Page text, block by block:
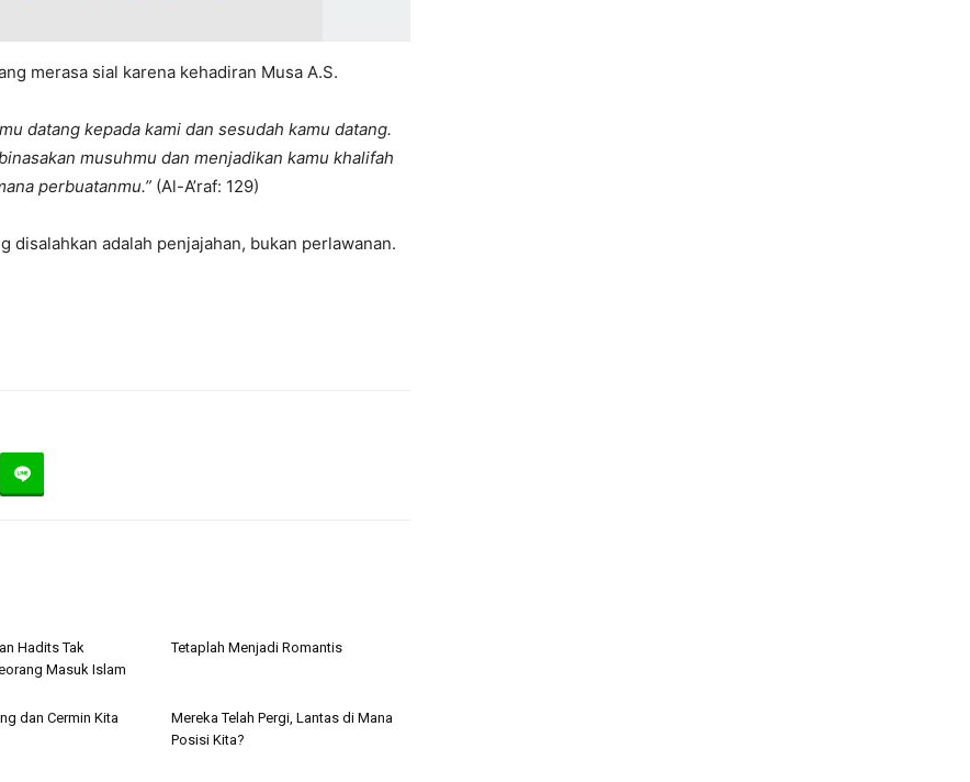
merasa sial karena kehadiran Musa A.S.
datang kepada kami dan sesudah kamu datang.
musuhmu dan menjadikan kamu khalifah
perbuatanmu.” (Al-A’raf: 129)
disalahkan adalah penjajahan, bukan perlawanan.
Hadits Tak
Masuk Islam
Tetaplah Menjadi Romantis
dan Cermin Kita
Mereka Telah Pergi, Lantas di Mana
Posisi Kita?